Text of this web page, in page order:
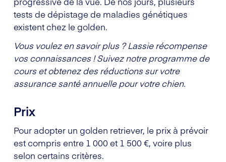
tests de dépistage de maladies génétiques
existent chez le golden.
Vous voulez en savoir plus ? Lassie récompense
vos connaissances ! Suivez notre programme de
cours et obtenez des réductions sur votre
assurance santé annuelle pour votre chien.
Prix
Pour adopter un golden retriever, le prix à prévoir
est compris entre 1 000 et 1 500 €, voire plus
selon certains critères.